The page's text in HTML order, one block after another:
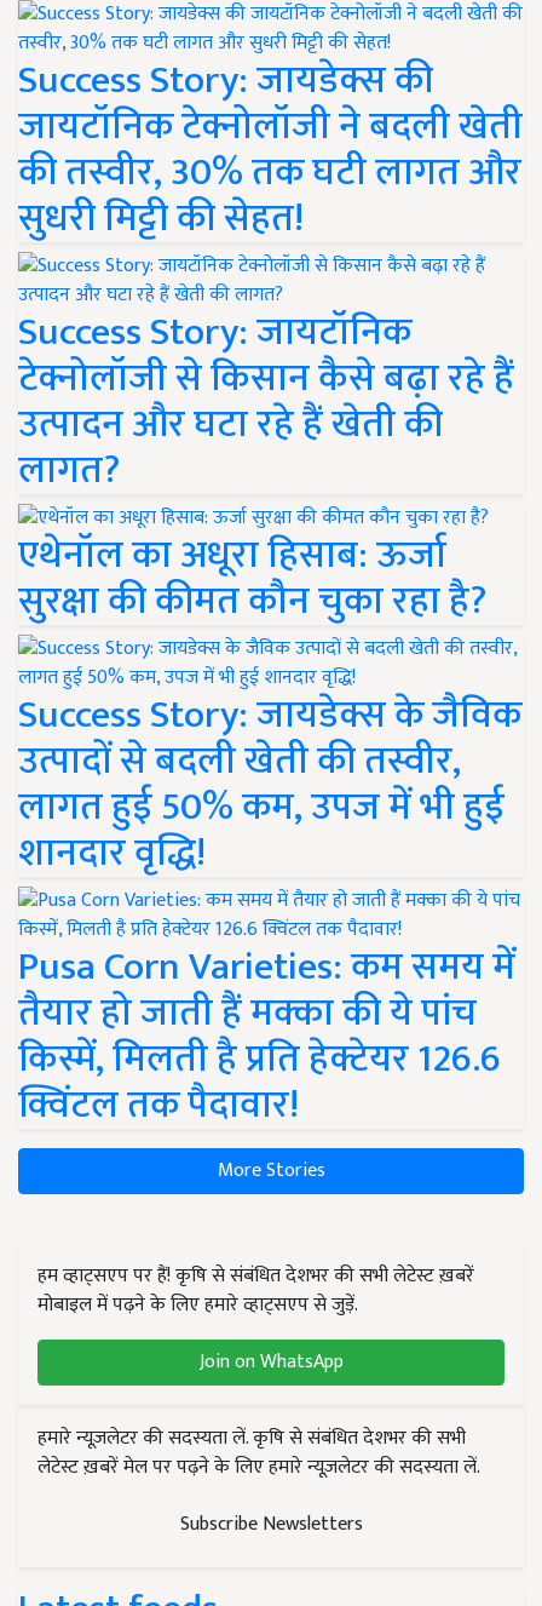
Success Story: जायडेक्स की
जायटॉनिक टेक्नोलॉजी ने बदली खेती
की तस्वीर, 30% तक घटी लागत और
सुधरी मिट्टी की सेहत!
Success Story: जायटॉनिक
टेक्नोलॉजी से किसान कैसे बढ़ा रहे हैं
उत्पादन और घटा रहे हैं खेती की
लागत?
एथेनॉल का अधूरा हिसाब: ऊर्जा
सुरक्षा की कीमत कौन चुका रहा है?
Success Story: जायडेक्स के जैविक
उत्पादों से बदली खेती की तस्वीर,
लागत हुई 50% कम, उपज में भी हुई
शानदार वृद्धि!
Pusa Corn Varieties: कम समय में
तैयार हो जाती हैं मक्का की ये पांच
किस्में, मिलती है प्रति हेक्टेयर 126.6
क्विंटल तक पैदावार!
More Stories
हम व्हाट्सएप पर हैं! कृषि से संबंधित देशभर की सभी लेटेस्ट ख़बरें
मोबाइल में पढ़ने के लिए हमारे व्हाट्सएप से जुड़ें.
Join on WhatsApp
हमारे न्यूज़लेटर की सदस्यता लें. कृषि से संबंधित देशभर की सभी
लेटेस्ट ख़बरें मेल पर पढ़ने के लिए हमारे न्यूज़लेटर की सदस्यता लें.
Subscribe Newsletters